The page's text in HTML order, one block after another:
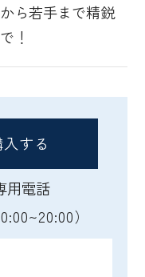
ら若手まで精鋭
！
する
用電話
）